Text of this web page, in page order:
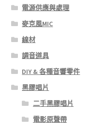
電源供應與處理
麥克風MIC
線材
調音道具
DIY & 各種音響零件
黑膠唱片
二手黑膠唱片
電影原聲帶